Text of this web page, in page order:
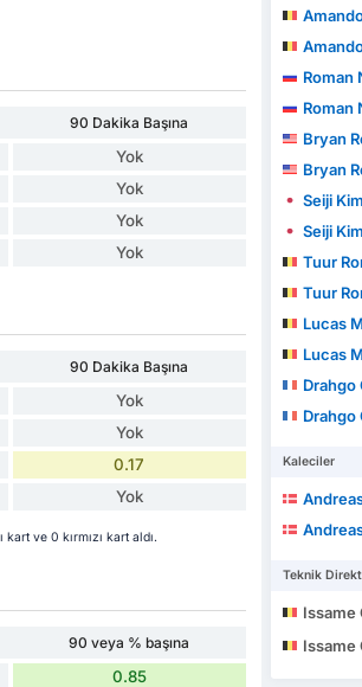
90 Dakika Başına
Yok
Yok
Yok
Yok
90 Dakika Başına
Yok
Yok
0.17
Yok
ve 0 kırmızı kart aldı.
90 veya % başına
0.85
Roman
Roman
Bryan
Bryan
Seiji
Seiji
Tuur
Tuur
Lucas
Lucas
Drahgo
Drahgo
Kaleciler
Teknik
Issame
Issame